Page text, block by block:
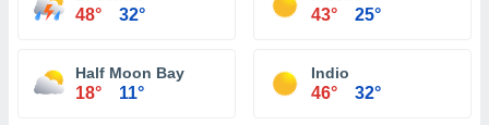
48° 32° 43° 25°
Half Moon Bay
18° 11°
Indio
46° 32°